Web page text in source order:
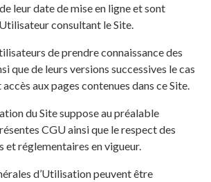
leur date de mise en ligne et sont
consultant le Site.
de prendre connaissance des
que de leurs versions successives le cas
aux pages contenues dans ce Site.
du Site suppose au préalable
CGU ainsi que le respect des
et réglementaires en vigueur.
d’Utilisation peuvent être